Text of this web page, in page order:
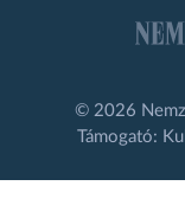
© 2026
Támogató: